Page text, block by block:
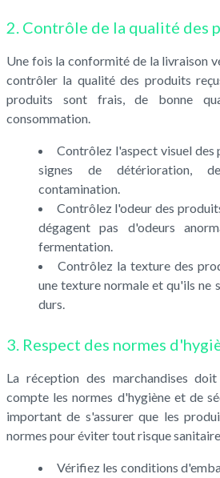
2. Contrôle de la qualité des
Une fois la conformité de la livraison
contrôler la qualité des produits
produits sont frais, de bonne
consommation.
Contrôlez l'aspect visuel des
signes de détérioration,
contamination.
Contrôlez l'odeur des
dégagent pas d'odeurs
fermentation.
Contrôlez la texture des
une texture normale et qu'ils ne
durs.
3. Respect des normes
La réception des marchandises
compte les normes d'hygiène et de
important de s'assurer que les
normes pour éviter tout risque
Vérifiez les conditions